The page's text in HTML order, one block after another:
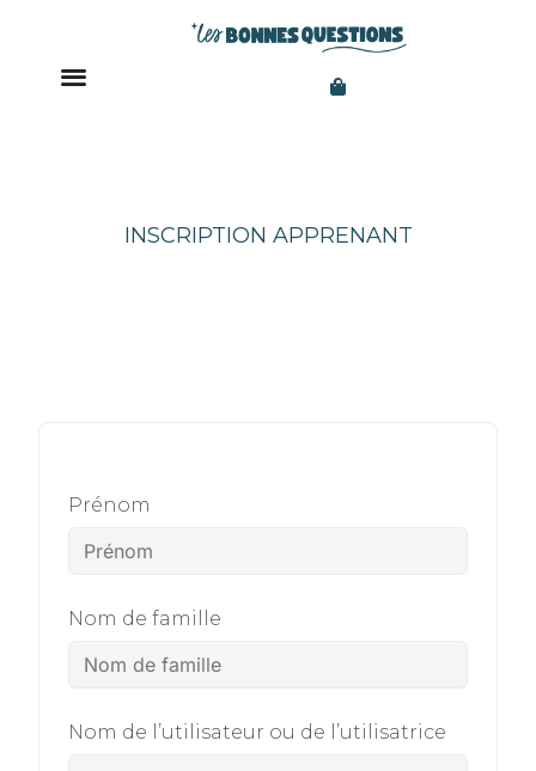
INSCRIPTION APPRENANT
Prénom
Nom de famille
Nom de l’utilisateur ou de l’utilisatrice